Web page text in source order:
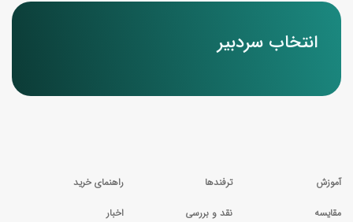
انتخاب سردبیر
آموزش ترفندها راهنمای خرید
مقایسه نقد و بررسی اخبار